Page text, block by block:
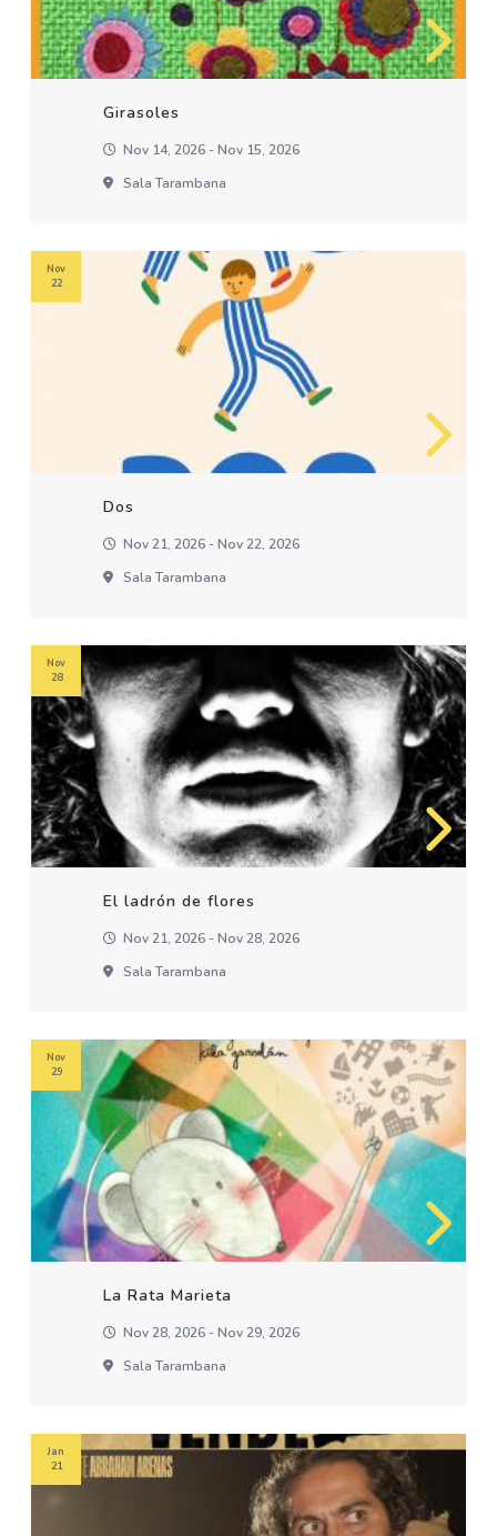
Girasoles
Nov 14, 2026 - Nov 15, 2026
Sala Tarambana
Dos
Nov 21, 2026 - Nov 22, 2026
Sala Tarambana
Nov
22
El ladrón de flores
Nov 21, 2026 - Nov 28, 2026
Sala Tarambana
Nov
28
La Rata Marieta
Nov 28, 2026 - Nov 29, 2026
Sala Tarambana
Nov
29
Jan
21